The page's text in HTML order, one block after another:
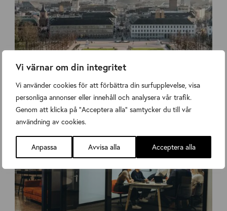
Vi värnar om din integritet
Vi använder cookies för att förbättra din surfupplevelse, visa
personliga annonser eller innehåll och analysera vår trafik.
Genom att klicka på "Acceptera alla" samtycker du till vår
användning av cookies.
Anpassa Avvisa alla Acceptera alla
Höstmöte med studiebesök hos Cronimet i Karlsruhe!
Nyheter,Nyheter Wednesday 8 July 2026